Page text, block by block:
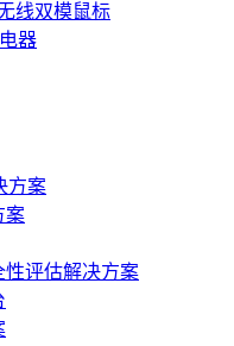
线双模鼠标
器
方案
案
性评估解决方案